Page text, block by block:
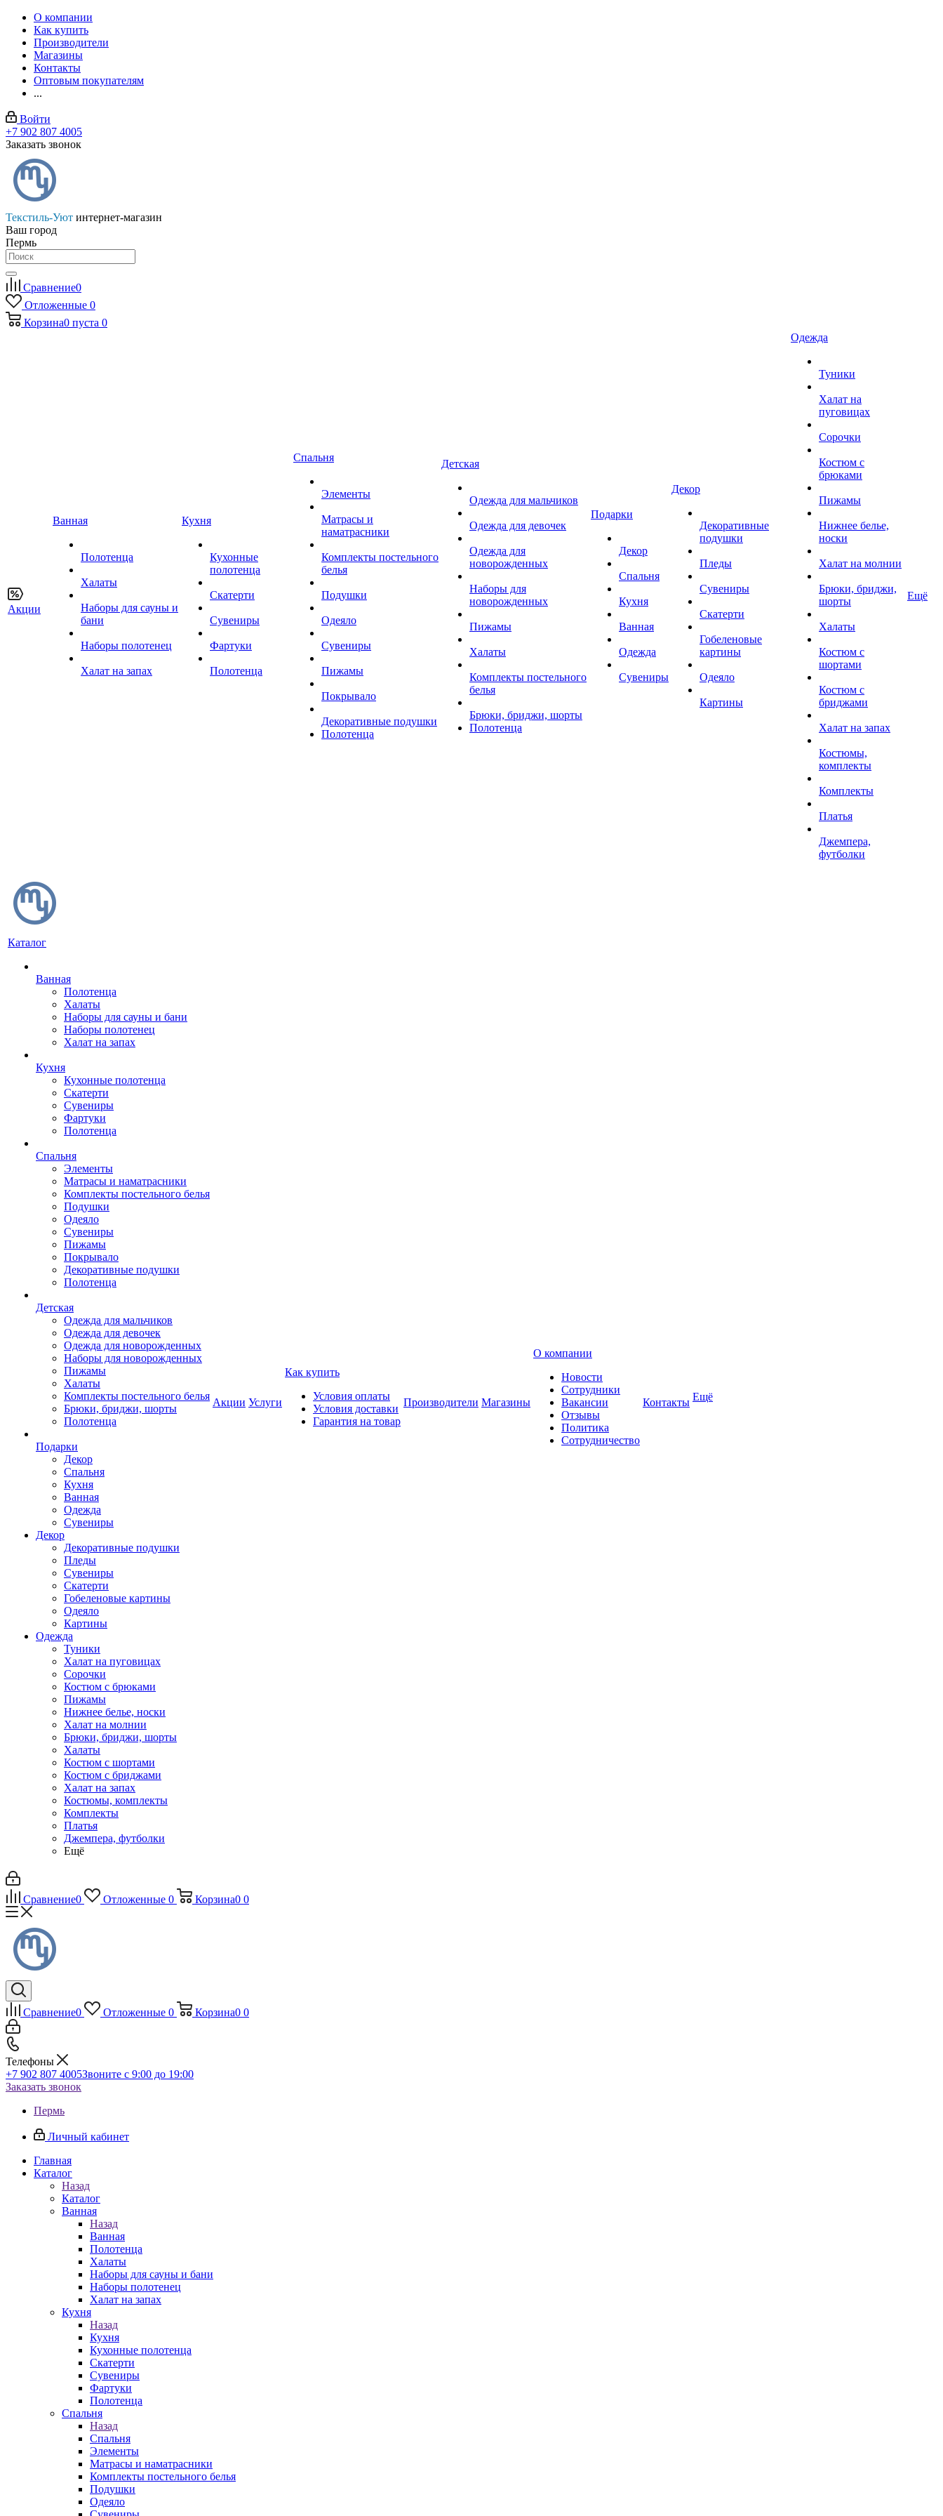
О компании
Как купить
Производители
Магазины
Контакты
Оптовым покупателям
...
Войти
+7 902 807 4005
Заказать звонок
Текстиль-Уют интернет-магазин
Ваш город
Пермь
Сравнение0
Отложенные 0
Корзина0 пуста 0
Акции
Ванная
Полотенца
Халаты
Наборы для сауны и
бани
Наборы полотенец
Халат на запах
Кухня
Кухонные
полотенца
Скатерти
Сувениры
Фартуки
Полотенца
Спальня
Элементы
Матрасы и
наматрасники
Комплекты постельного
белья
Подушки
Одеяло
Сувениры
Пижамы
Покрывало
Декоративные подушки
Полотенца
Детская
Одежда для мальчиков
Одежда для девочек
Одежда для
новорожденных
Наборы для
новорожденных
Пижамы
Халаты
Комплекты постельного
белья
Брюки, бриджи, шорты
Полотенца
Подарки
Декор
Спальня
Кухня
Ванная
Одежда
Сувениры
Декор
Декоративные
подушки
Пледы
Сувениры
Скатерти
Гобеленовые
картины
Одеяло
Картины
Одежда
Туники
Халат на
пуговицах
Сорочки
Костюм с
брюками
Пижамы
Нижнее белье,
носки
Халат на молнии
Брюки, бриджи,
шорты
Халаты
Костюм с
шортами
Костюм с
бриджами
Халат на запах
Костюмы,
комплекты
Комплекты
Платья
Джемпера,
футболки
Ещё
Каталог
Ванная
Полотенца
Халаты
Наборы для сауны и бани
Наборы полотенец
Халат на запах
Кухня
Кухонные полотенца
Скатерти
Сувениры
Фартуки
Полотенца
Спальня
Элементы
Матрасы и наматрасники
Комплекты постельного белья
Подушки
Одеяло
Сувениры
Пижамы
Покрывало
Декоративные подушки
Полотенца
Детская
Одежда для мальчиков
Одежда для девочек
Одежда для новорожденных
Наборы для новорожденных
Пижамы
Халаты
Комплекты постельного белья
Брюки, бриджи, шорты
Полотенца
Подарки
Декор
Спальня
Кухня
Ванная
Одежда
Сувениры
Декор
Декоративные подушки
Пледы
Сувениры
Скатерти
Гобеленовые картины
Одеяло
Картины
Одежда
Туники
Халат на пуговицах
Сорочки
Костюм с брюками
Пижамы
Нижнее белье, носки
Халат на молнии
Брюки, бриджи, шорты
Халаты
Костюм с шортами
Костюм с бриджами
Халат на запах
Костюмы, комплекты
Комплекты
Платья
Джемпера, футболки
Ещё
Акции Услуги
Как купить
Условия оплаты
Условия доставки
Гарантия на товар
Производители Магазины
О компании
Новости
Сотрудники
Вакансии
Отзывы
Политика
Сотрудничество
Контакты Ещё
Сравнение0 Отложенные 0 Корзина0 0
Сравнение0 Отложенные 0 Корзина0 0
Телефоны
+7 902 807 4005Звоните с 9:00 до 19:00
Заказать звонок
Пермь
Личный кабинет
Главная
Каталог
Назад
Каталог
Ванная
Назад
Ванная
Полотенца
Халаты
Наборы для сауны и бани
Наборы полотенец
Халат на запах
Кухня
Назад
Кухня
Кухонные полотенца
Скатерти
Сувениры
Фартуки
Полотенца
Спальня
Назад
Спальня
Элементы
Матрасы и наматрасники
Комплекты постельного белья
Подушки
Одеяло